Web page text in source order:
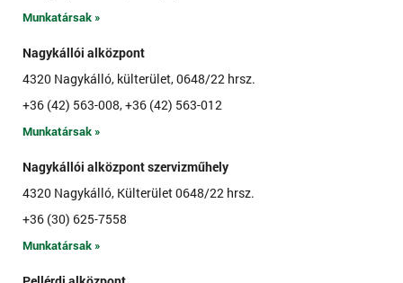
Munkatársak »
Nagykállói alközpont
4320 Nagykálló, külterület, 0648/22 hrsz.
+36 (42) 563-008, +36 (42) 563-012
Munkatársak »
Nagykállói alközpont szervizműhely
4320 Nagykálló, Külterület 0648/22 hrsz.
+36 (30) 625-7558
Munkatársak »